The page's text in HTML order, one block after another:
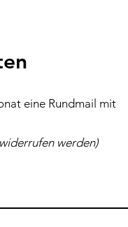
eine Rundmail mit
widerrufen werden)